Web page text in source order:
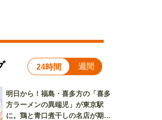
24時間 週間
明日から！福島・喜多方の「喜多
方ラーメンの異端児」が東京駅
に。鶏と青口煮干しの名店が期間